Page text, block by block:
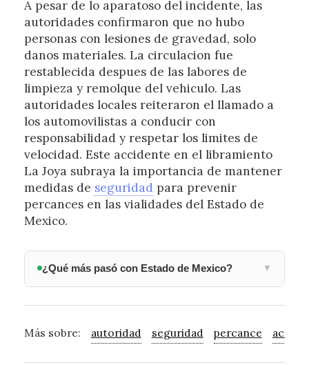
A pesar de lo aparatoso del incidente, las
autoridades confirmaron que no hubo
personas con lesiones de gravedad, solo
danos materiales. La circulacion fue
restablecida despues de las labores de
limpieza y remolque del vehiculo. Las
autoridades locales reiteraron el llamado a
los automovilistas a conducir con
responsabilidad y respetar los limites de
velocidad. Este accidente en el libramiento
La Joya subraya la importancia de mantener
medidas de seguridad para prevenir
percances en las vialidades del Estado de
Mexico.
¿Qué más pasó con Estado de Mexico? ▼
Más sobre: autoridad seguridad percance